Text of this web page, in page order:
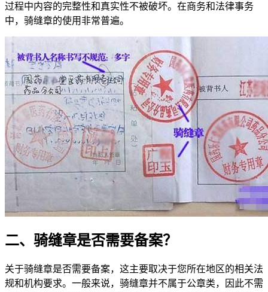
过程中内容的完整性和真实性不被破坏。在商务和法律事务
中，骑缝章的使用非常普遍。
二、骑缝章是否需要备案？
关于骑缝章是否需要备案，这主要取决于您所在地区的相关法
规和机构要求。一般来说，骑缝章并不属于公章类，因此不需